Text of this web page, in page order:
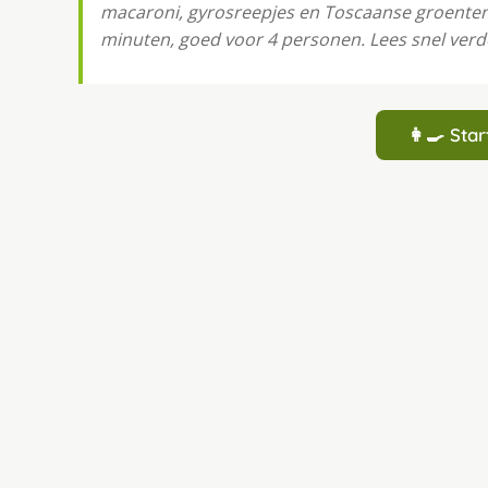
macaroni, gyrosreepjes en Toscaanse
minuten, goed voor 4 personen. Lees snel
👩‍🍳